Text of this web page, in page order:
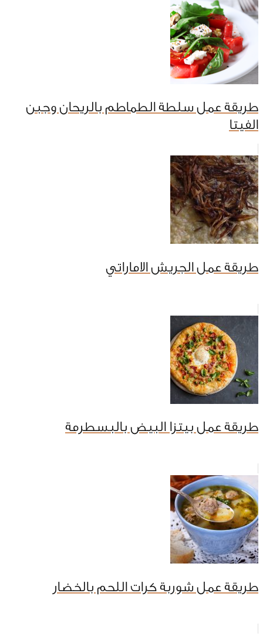
طريقة عمل سلطة الطماطم بالريحان وجبن
الفيتا
طريقة عمل الجريش الاماراتي
طريقة عمل بيتزا البيض بالبسطرمة
طريقة عمل شوربة كرات اللحم بالخضار